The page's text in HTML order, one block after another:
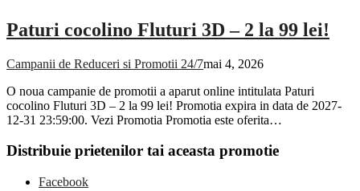
Paturi cocolino Fluturi 3D – 2 la 99 lei!
Campanii de Reduceri si Promotii 24/7mai 4, 2026
O noua campanie de promotii a aparut online intitulata Paturi
cocolino Fluturi 3D – 2 la 99 lei! Promotia expira in data de 2027-
12-31 23:59:00. Vezi Promotia Promotia este oferita…
Distribuie prietenilor tai aceasta promotie
Facebook